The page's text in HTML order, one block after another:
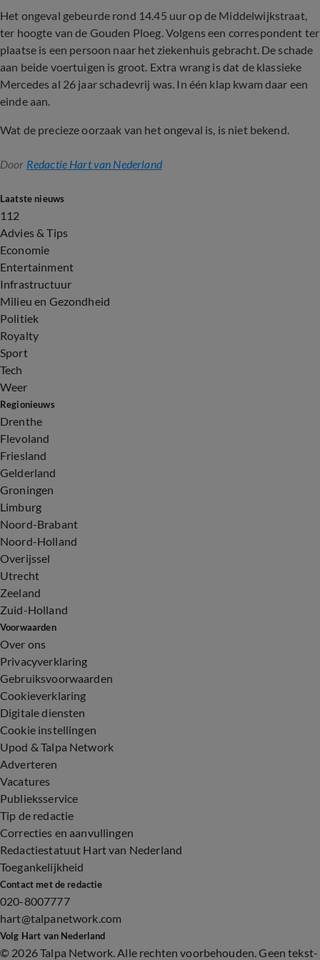
Het ongeval gebeurde rond 14.45 uur op de Middelwijkstraat,
ter hoogte van de Gouden Ploeg. Volgens een correspondent ter
plaatse is een persoon naar het ziekenhuis gebracht. De schade
aan beide voertuigen is groot. Extra wrang is dat de klassieke
Mercedes al 26 jaar schadevrij was. In één klap kwam daar een
einde aan.
Wat de precieze oorzaak van het ongeval is, is niet bekend.
Door Redactie Hart van Nederland
Laatste nieuws
112
Advies & Tips
Economie
Entertainment
Infrastructuur
Milieu en Gezondheid
Politiek
Royalty
Sport
Tech
Weer
Regionieuws
Drenthe
Flevoland
Friesland
Gelderland
Groningen
Limburg
Noord-Brabant
Noord-Holland
Overijssel
Utrecht
Zeeland
Zuid-Holland
Voorwaarden
Over ons
Privacyverklaring
Gebruiksvoorwaarden
Cookieverklaring
Digitale diensten
Cookie instellingen
Upod & Talpa Network
Adverteren
Vacatures
Publieksservice
Tip de redactie
Correcties en aanvullingen
Redactiestatuut Hart van Nederland
Toegankelijkheid
Contact met de redactie
020-8007777
hart@talpanetwork.com
Volg Hart van Nederland
© 2026 Talpa Network. Alle rechten voorbehouden. Geen tekst-